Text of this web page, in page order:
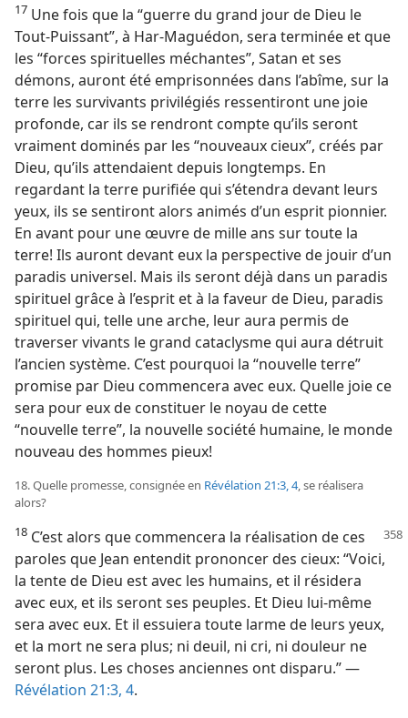
17 Une fois que la “guerre du grand jour de Dieu le
Tout-Puissant”, à Har-Maguédon, sera terminée et que
les “forces spirituelles méchantes”, Satan et ses
démons, auront été emprisonnées dans l’abîme, sur la
terre les survivants privilégiés ressentiront une joie
profonde, car ils se rendront compte qu’ils seront
vraiment dominés par les “nouveaux cieux”, créés par
Dieu, qu’ils attendaient depuis longtemps. En
regardant la terre purifiée qui s’étendra devant leurs
yeux, ils se sentiront alors animés d’un esprit pionnier.
En avant pour une œuvre de mille ans sur toute la
terre! Ils auront devant eux la perspective de jouir d’un
paradis universel. Mais ils seront déjà dans un paradis
spirituel grâce à l’esprit et à la faveur de Dieu, paradis
spirituel qui, telle une arche, leur aura permis de
traverser vivants le grand cataclysme qui aura détruit
l’ancien système. C’est pourquoi la “nouvelle terre”
promise par Dieu commencera avec eux. Quelle joie ce
sera pour eux de constituer le noyau de cette
“nouvelle terre”, la nouvelle société humaine, le monde
nouveau des hommes pieux!
18. Quelle promesse, consignée en Révélation 21:3, 4, se réalisera
alors?
18 C’est alors que commencera la réalisation de ces
paroles que Jean entendit prononcer des cieux: “Voici,
la tente de Dieu est avec les humains, et il résidera
avec eux, et ils seront ses peuples. Et Dieu lui-​même
sera avec eux. Et il essuiera toute larme de leurs yeux,
et la mort ne sera plus; ni deuil, ni cri, ni douleur ne
seront plus. Les choses anciennes ont disparu.” —
Révélation 21:3, 4.